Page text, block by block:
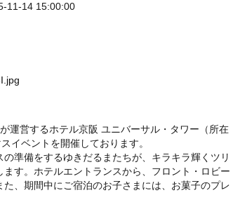
11-14 15:00:00
営するホテル京阪 ユニバーサル・タワー（所在
イベントを開催しております。
準備をするゆきだるまたちが、キラキラ輝くツリ
す。ホテルエントランスから、フロント・ロビー
、期間中にご宿泊のお子さまには、お菓子のプレ